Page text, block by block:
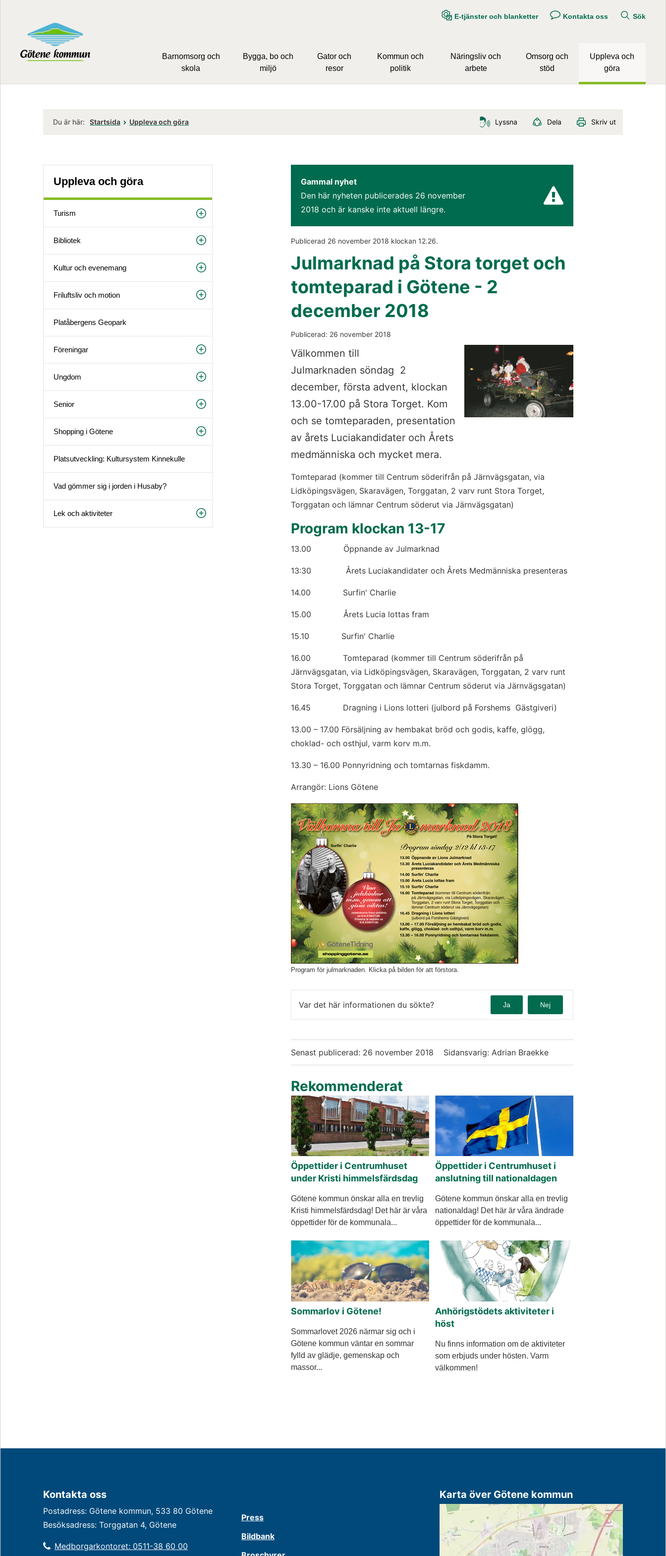
E-tjänster och blanketter Kontakta oss Sök
Barnomsorg och
skola
Bygga, bo och
miljö
Gator och
resor
Kommun och
politik
Näringsliv och
arbete
Omsorg och
stöd
Uppleva och
göra
Du är här: Startsida Uppleva och göra Lyssna Dela Skriv ut
Uppleva och göra
Turism
Bibliotek
Kultur och evenemang
Friluftsliv och motion
Platåbergens Geopark
Föreningar
Ungdom
Senior
Shopping i Götene
Platsutveckling: Kultursystem Kinnekulle
Vad gömmer sig i jorden i Husaby?
Lek och aktiviteter
Gammal nyhet
Den här nyheten publicerades 26 november
2018 och är kanske inte aktuell längre.
Publicerad 26 november 2018 klockan 12.26.
Julmarknad på Stora torget och
tomteparad i Götene - 2
december 2018
Publicerad: 26 november 2018
Välkommen till
Julmarknaden söndag  2
december, första advent, klockan
13.00-17.00 på Stora Torget. Kom
och se tomteparaden, presentation
av årets Luciakandidater och Årets
medmänniska och mycket mera.
Tomteparad (kommer till Centrum söderifrån på Järnvägsgatan, via
Lidköpingsvägen, Skaravägen, Torggatan, 2 varv runt Stora Torget,
Torggatan och lämnar Centrum söderut via Järnvägsgatan)
Program klockan 13-17
13.00             Öppnande av Julmarknad
13:30              Årets Luciakandidater och Årets Medmänniska presenteras
14.00             Surfin' Charlie
15.00             Årets Lucia lottas fram
15.10             Surfin' Charlie
16.00             Tomteparad (kommer till Centrum söderifrån på
Järnvägsgatan, via Lidköpingsvägen, Skaravägen, Torggatan, 2 varv runt
Stora Torget, Torggatan och lämnar Centrum söderut via Järnvägsgatan)
16.45             Dragning i Lions lotteri (julbord på Forshems  Gästgiveri)
13.00 – 17.00 Försäljning av hembakat bröd och godis, kaffe, glögg,
choklad- och osthjul, varm korv m.m.
13.30 – 16.00 Ponnyridning och tomtarnas fiskdamm.
Arrangör: Lions Götene
Förstora bilden
Program för julmarknaden. Klicka på bilden för att förstora.
Var det här informationen du sökte? Ja Nej
Senast publicerad: 26 november 2018 Sidansvarig: Adrian Braekke
Rekommenderat
Öppettider i Centrumhuset
under Kristi himmelsfärdsdag
Götene kommun önskar alla en trevlig
Kristi himmelsfärdsdag! Det här är våra
öppettider för de kommunala...
Öppettider i Centrumhuset i
anslutning till nationaldagen
Götene kommun önskar alla en trevlig
nationaldag! Det här är våra ändrade
öppettider för de kommunala...
Sommarlov i Götene!
Sommarlovet 2026 närmar sig och i
Götene kommun väntar en sommar
fylld av glädje, gemenskap och
massor...
Anhörigstödets aktiviteter i
höst
Nu finns information om de aktiviteter
som erbjuds under hösten. Varm
välkommen!
Kontakta oss
Postadress: Götene kommun, 533 80 Götene
Besöksadress: Torggatan 4, Götene
Medborgarkontoret: 0511-38 60 00
Press
Bildbank
Karta över Götene kommun